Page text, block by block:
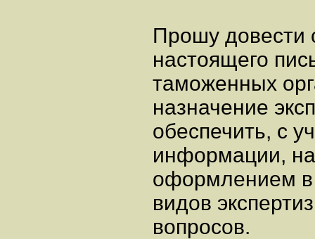
Прошу довести
настоящего
таможенных
назначение
обеспечить, с
информации,
оформлением в
видов
вопросов.